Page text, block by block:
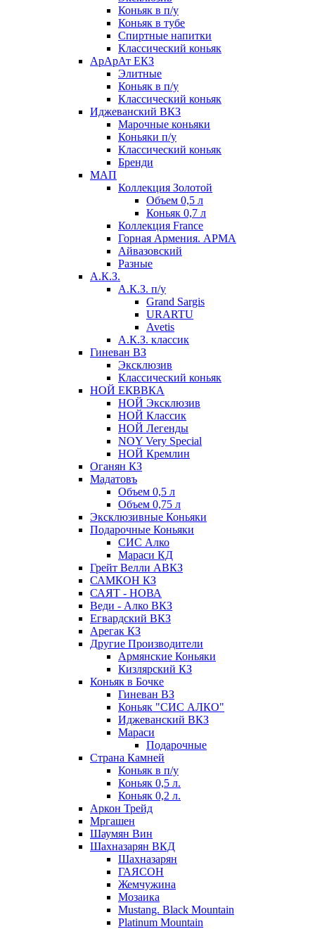
Коньяк в п/у
Коньяк в тубе
Спиртные напитки
Классический коньяк
АрАрАт ЕКЗ
Элитные
Коньяк в п/у
Классический коньяк
Иджеванский ВКЗ
Марочные коньяки
Коньяки п/у
Классический коньяк
Бренди
МАП
Коллекция Золотой
Объем 0,5 л
Коньяк 0,7 л
Коллекция France
Горная Армения. АРМА
Айвазовский
Разные
А.К.З.
А.К.З. п/у
Grand Sargis
URARTU
Avetis
А.К.З. классик
Гиневан ВЗ
Эксклюзив
Классический коньяк
НОЙ ЕКВВКА
НОЙ Эксклюзив
НОЙ Классик
НОЙ Легенды
NOY Very Speсial
НОЙ Кремлин
Оганян КЗ
Мадатовъ
Объем 0,5 л
Объем 0,75 л
Эксклюзивные Коньяки
Подарочные Коньяки
СИС Алко
Мараси КД
Грейт Велли АВКЗ
САМКОН КЗ
САЯТ - НОВА
Веди - Алко ВКЗ
Егвардский ВКЗ
Арегак КЗ
Другие Производители
Армянские Коньяки
Кизлярский КЗ
Коньяк в Бочке
Гиневан ВЗ
Коньяк "СИС АЛКО"
Иджеванский ВКЗ
Мараси
Подарочные
Страна Камней
Коньяк в п/у
Коньяк 0,5 л.
Коньяк 0,2 л.
Аркон Трейд
Мргашен
Шаумян Вин
Шахназарян ВКД
Шахназарян
ГАЯСОН
Жемчужина
Мозаика
Mustang. Black Mountain
Platinum Mountain